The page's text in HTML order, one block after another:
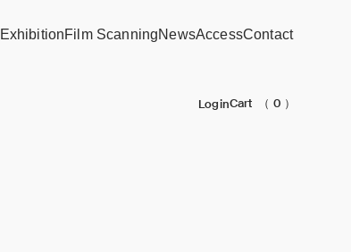
ExhibitionFilm ScanningNewsAccessContact
LoginCart （ 0 ）